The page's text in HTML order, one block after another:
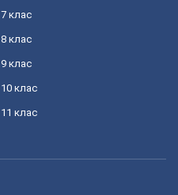
7 клас
8 клас
9 клас
10 клас
11 клас